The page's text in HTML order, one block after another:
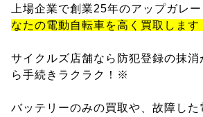
上場企業で創業25年のアップガレー
なたの電動自転車を高く買取します
サイクルズ店舗なら防犯登録の抹
ら手続きラクラク！※
バッテリーのみの買取や、故障した